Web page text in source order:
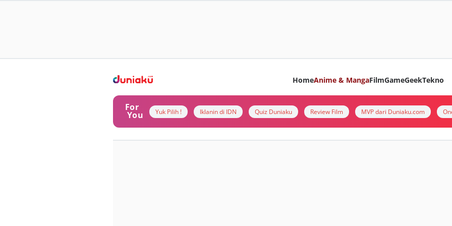
HomeAnime & MangaFilmGameGeekTekno
For
You Yuk Pilih ! Iklanin di IDN Quiz Duniaku Review Film MVP dari Duniaku.com